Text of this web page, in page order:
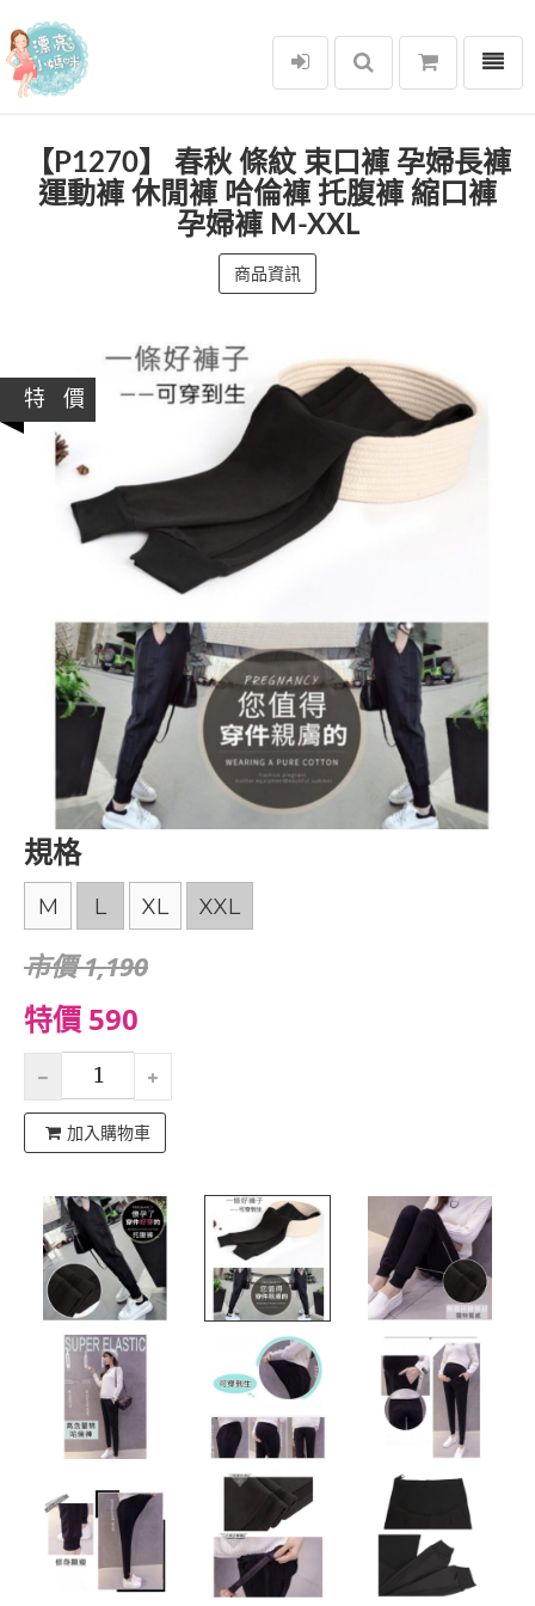
漂亮小媽咪
選單
【P1270】 春秋 條紋 束口褲 孕婦長褲
運動褲 休閒褲 哈倫褲 托腹褲 縮口褲
孕婦褲 M-XXL
商品資訊
特 價
規格
M L XL XXL
市價 1,190
特價 590
加入購物車